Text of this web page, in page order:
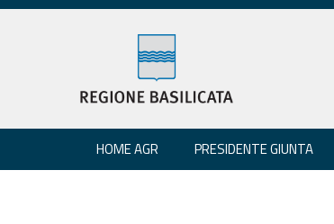
HOME AGR PRESIDENTE GIUNTA